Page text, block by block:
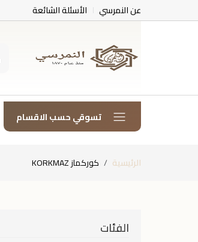
عن النمرسي الأسئلة الشائعة
تسوقي حسب الاقسام
الرئيسية كوركماز KORKMAZ
الفئات